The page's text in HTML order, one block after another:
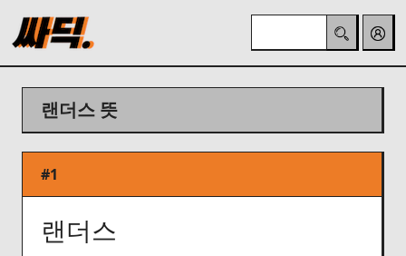
랜더스 뜻
#1
랜더스